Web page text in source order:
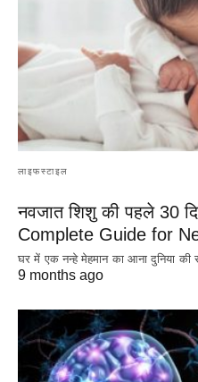
लाइफस्टाइल
नवजात शिशु की पहले 30
Complete Guide for
घर में एक नन्हे मेहमान का आना दुनिया
9 months ago